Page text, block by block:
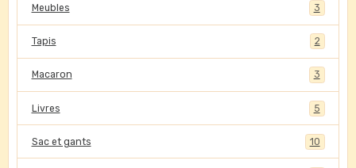
Meubles 3
Tapis 2
Macaron 3
Livres 5
Sac et gants 10